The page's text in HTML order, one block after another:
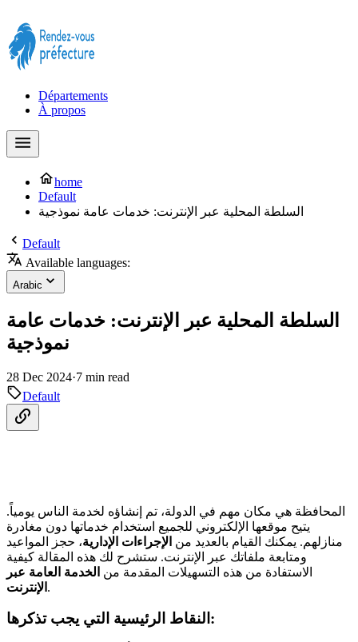
Départements
À propos
home
Default
السلطة المحلية عبر الإنترنت: خدمات عامة نموذجية
Default
Available languages:
Arabic
السلطة المحلية عبر الإنترنت: خدمات عامة
نموذجية
28 Dec 2024·7 min read
Default
المحافظة هي مكان مهم في الدولة، تم إنشاؤه لخدمة الناس يومياً.
يتيح موقعها الإلكتروني للجميع استخدام خدماتها دون مغادرة
منازلهم. يمكنك القيام بالعديد من الإجراءات الإدارية، حجز المواعيد
ومتابعة ملفاتك عبر الإنترنت. ستشرح لك هذه المقالة كيفية
الاستفادة من هذه التسهيلات المقدمة من الخدمة العامة عبر
الإنترنت .
النقاط الرئيسية التي يجب تذكرها: